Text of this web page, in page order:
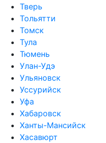
Тверь
Тольятти
Томск
Тула
Тюмень
Улан-Удэ
Ульяновск
Уссурийск
Уфа
Хабаровск
Ханты-Мансийск
Хасавюрт